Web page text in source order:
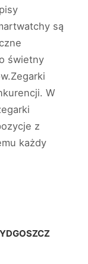
są
świetny
W
z
każdy